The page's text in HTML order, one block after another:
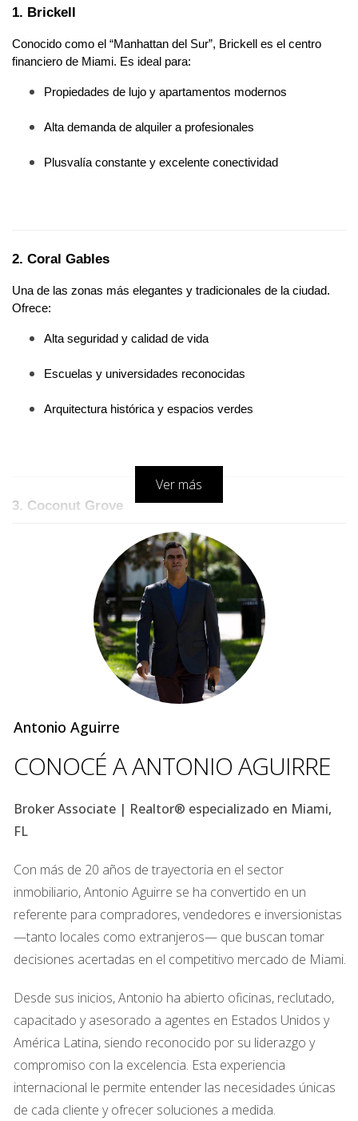
1. Brickell
Conocido como el “Manhattan del Sur”, Brickell es el centro
financiero de Miami. Es ideal para:
Propiedades de lujo y apartamentos modernos
Alta demanda de alquiler a profesionales
Plusvalía constante y excelente conectividad
2. Coral Gables
Una de las zonas más elegantes y tradicionales de la ciudad.
Ofrece:
Alta seguridad y calidad de vida
Escuelas y universidades reconocidas
Arquitectura histórica y espacios verdes
3. Coconut Grove
Este barrio residencial combina tranquilidad con cercanía al
centro. Destaca por:
Ambiente familiar y seguro
Aumento constante en el valor de las propiedades
Zonas verdes, parques y marinas
caracteriza por:
Buenas escuelas y centros comerciales
Alta demanda de alquiler y crecimiento inmobiliario
5. Downtown Miami
Ideal para quienes buscan dinamismo urbano y retorno de
inversión. Tiene:
Conexión con el transporte público y centros de negocios
Ver más
Antonio Aguirre
CONOCÉ A ANTONIO AGUIRRE
Broker Associate | Realtor® especializado en Miami,
FL
Con más de 20 años de trayectoria en el sector
inmobiliario, Antonio Aguirre se ha convertido en un
referente para compradores, vendedores e inversionistas
—tanto locales como extranjeros— que buscan tomar
decisiones acertadas en el competitivo mercado de Miami.
Desde sus inicios, Antonio ha abierto oficinas, reclutado,
capacitado y asesorado a agentes en Estados Unidos y
América Latina, siendo reconocido por su liderazgo y
compromiso con la excelencia. Esta experiencia
internacional le permite entender las necesidades únicas
de cada cliente y ofrecer soluciones a medida.